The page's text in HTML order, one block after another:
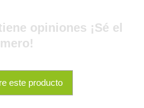
opiniones ¡Sé el
este producto